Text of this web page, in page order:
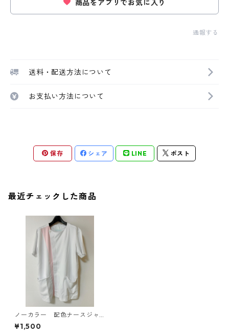
商品をアプリでお気に入り
通報する
送料・配送方法について
お支払い方法について
保存 シェア LINE ポスト
最近チェックした商品
ノーカラー 配色ナースジャ
ケット ＬＬ ホワイト×ピン
ク KAE-3931
¥1,500